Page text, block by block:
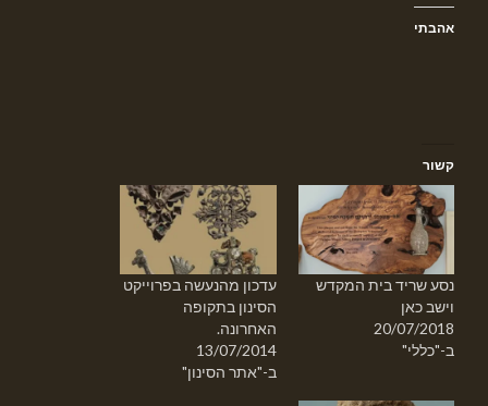
אהבתי
קשור
נסע שריד בית המקדש
וישב כאן
20/07/2018
ב-"כללי"
עדכון מהנעשה בפרוייקט
הסינון בתקופה
האחרונה.
13/07/2014
ב-"אתר הסינון"